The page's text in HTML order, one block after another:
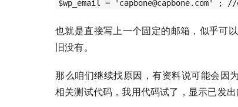
$wp_email = 'capbone@capbone.com' ;
也就是直接写上一个固定的邮箱，似乎可
旧没有。
那么咱们继续找原因，有资料说可能会因
相关测试代码，我用代码试了，显示已发出